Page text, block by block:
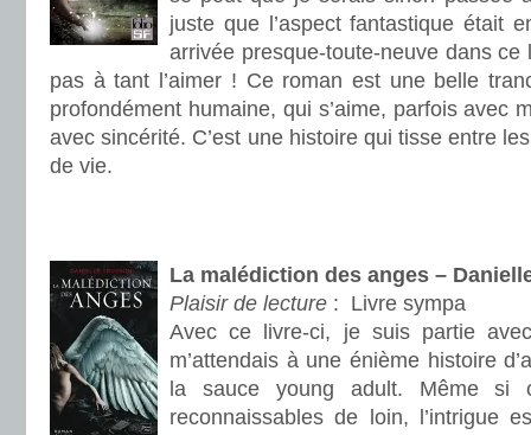
juste que l’aspect fantastique était
arrivée presque-toute-neuve dans ce
pas à tant l’aimer ! Ce roman est une belle
profondément humaine, qui s’aime, parfois avec
avec sincérité. C’est une histoire qui tisse entre
de vie.
La malédiction des anges –
Plaisir de lecture : Livre sympa
Avec ce livre-ci, je suis partie
m’attendais à une énième histoire
la sauce young adult. Même si
reconnaissables de loin, l’intrigue